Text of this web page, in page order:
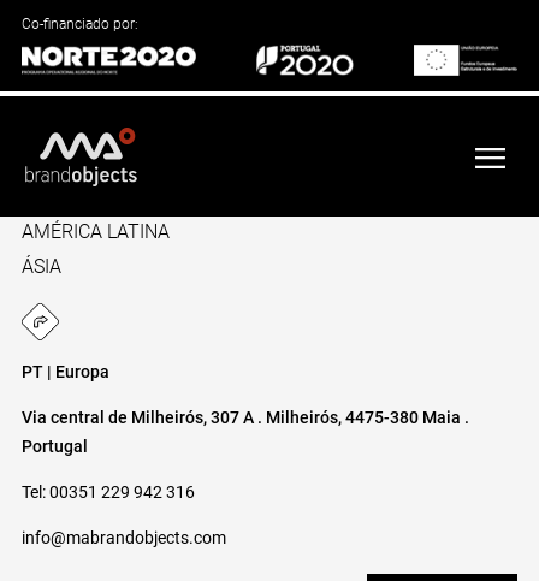
Co-financiado por:
EUROPA
AMÉRICA LATINA
ÁSIA
PT | Europa
Via central de Milheirós, 307 A . Milheirós, 4475-380 Maia .
Portugal
Tel: 00351 229 942 316
info@mabrandobjects.com